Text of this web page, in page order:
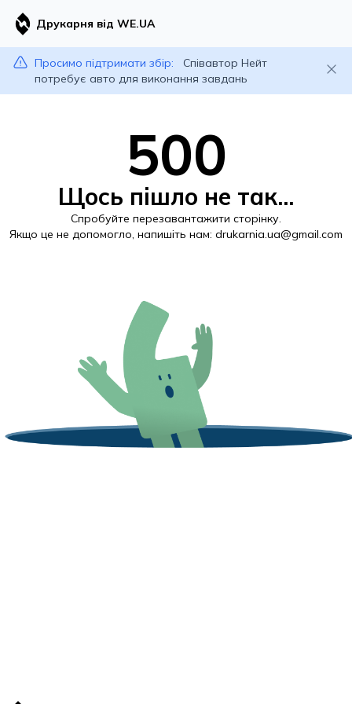
Друкарня від WE.UA
Просимо підтримати збір:
Співавтор Нейт
потребує авто для виконання завдань
500
Щось пішло не так...
Спробуйте перезавантажити сторінку.
Якщо це не допомогло, напишіть нам: drukarnia.ua@gmail.com